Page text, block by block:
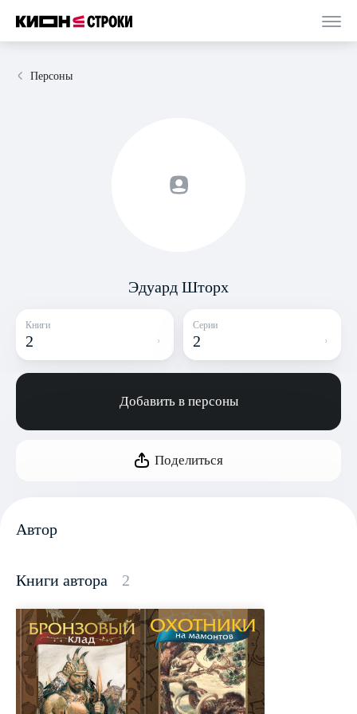
Персоны
Эдуард Шторх
Книги
2
Серии
2
Добавить в персоны
Поделиться
Автор
Книги автора 2